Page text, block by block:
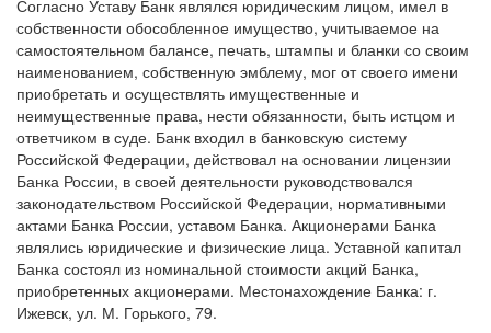
Согласно Уставу Банк являлся юридическим лицом, имел в
собственности обособленное имущество, учитываемое на
самостоятельном балансе, печать, штампы и бланки со своим
наименованием, собственную эмблему, мог от своего имени
приобретать и осуществлять имущественные и
неимущественные права, нести обязанности, быть истцом и
ответчиком в суде. Банк входил в банковскую систему
Российской Федерации, действовал на основании лицензии
Банка России, в своей деятельности руководствовался
законодательством Российской Федерации, нормативными
актами Банка России, уставом Банка. Акционерами Банка
являлись юридические и физические лица. Уставной капитал
Банка состоял из номинальной стоимости акций Банка,
приобретенных акционерами. Местонахождение Банка: г.
Ижевск, ул. М. Горького, 79.